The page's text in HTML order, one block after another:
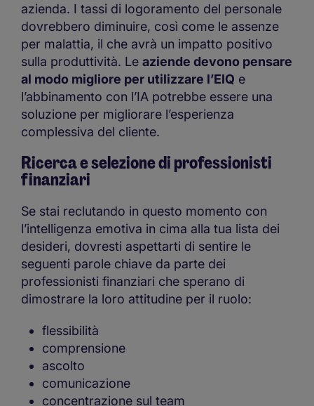
azienda. I tassi di logoramento del personale
dovrebbero diminuire, così come le assenze
per malattia, il che avrà un impatto positivo
sulla produttività. Le aziende devono pensare
al modo migliore per utilizzare l’EIQ e
l’abbinamento con l’IA potrebbe essere una
soluzione per migliorare l’esperienza
complessiva del cliente.
Ricerca e selezione di professionisti
finanziari
Se stai reclutando in questo momento con
l’intelligenza emotiva in cima alla tua lista dei
desideri, dovresti aspettarti di sentire le
seguenti parole chiave da parte dei
professionisti finanziari che sperano di
dimostrare la loro attitudine per il ruolo:
flessibilità
comprensione
ascolto
comunicazione
concentrazione sul team